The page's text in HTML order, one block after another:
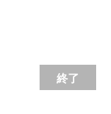
終了